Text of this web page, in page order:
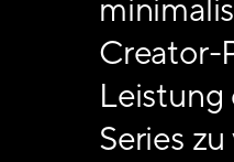
Creator-
Leistung
Series